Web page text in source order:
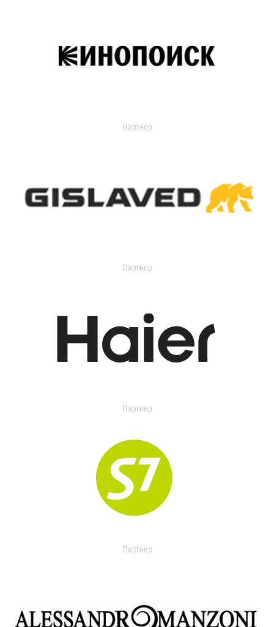
Партнер
Партнер
Партнер
Партнер